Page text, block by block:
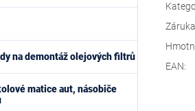
na demontáž olejových filtrů
matice aut, násobiče
Záruka
EAN: